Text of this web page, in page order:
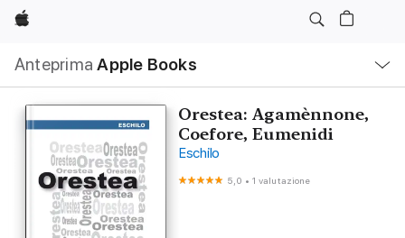
Apple
Anteprima Apple Books
locale
Apri
Menu
Orestea: Agamènnone,
Coefore, Eumenidi
Eschilo
5,0 •1 valutazione